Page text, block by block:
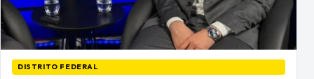
DISTRITO FEDERAL